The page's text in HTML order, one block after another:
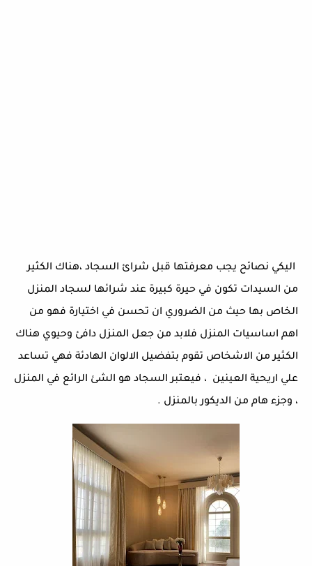
اليكي نصائح يجب معرفتها قبل شرائ السجاد ،هناك الكثير
من السيدات تكون في حيرة كبيرة عند شرائها لسجاد المنزل
الخاص بها حيث من الضروري ان تحسن في اختيارة فهو من
اهم اساسيات المنزل فلابد من جعل المنزل دافئ وحيوي هناك
الكثير من الاشخاص تقوم بتفضيل الالوان الهادئة فهي تساعد
علي اريحية العينين ، فيعتبر السجاد هو الشئ الرائع في المنزل
، وجزء هام من الديكور بالمنزل .